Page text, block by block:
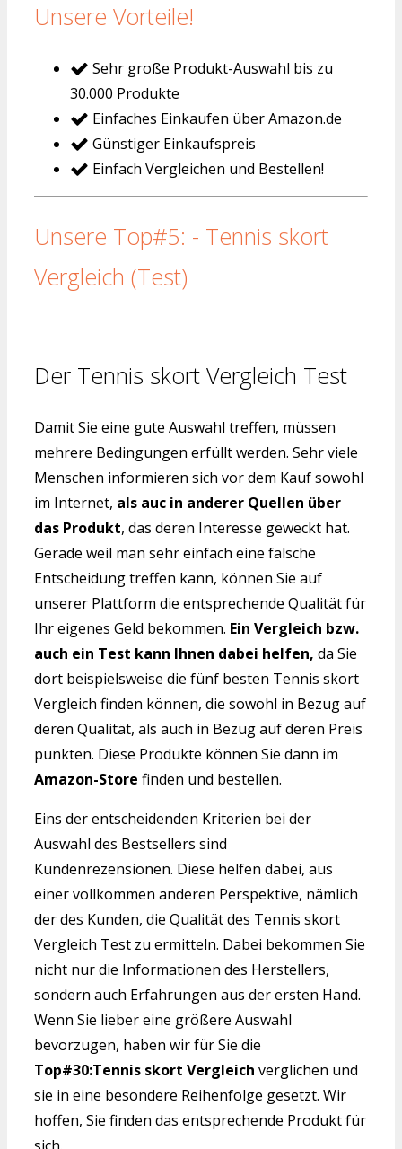
Unsere Vorteile!
Sehr große Produkt-Auswahl bis zu
30.000 Produkte
Einfaches Einkaufen über Amazon.de
Günstiger Einkaufspreis
Einfach Vergleichen und Bestellen!
Unsere Top#5: - Tennis skort
Vergleich (Test)
Der Tennis skort Vergleich Test
Damit Sie eine gute Auswahl treffen, müssen
mehrere Bedingungen erfüllt werden. Sehr viele
Menschen informieren sich vor dem Kauf sowohl
im Internet, als auc in anderer Quellen über
das Produkt, das deren Interesse geweckt hat.
Gerade weil man sehr einfach eine falsche
Entscheidung treffen kann, können Sie auf
unserer Plattform die entsprechende Qualität für
Ihr eigenes Geld bekommen. Ein Vergleich bzw.
auch ein Test kann Ihnen dabei helfen, da Sie
dort beispielsweise die fünf besten Tennis skort
Vergleich finden können, die sowohl in Bezug auf
deren Qualität, als auch in Bezug auf deren Preis
punkten. Diese Produkte können Sie dann im
Amazon-Store finden und bestellen.
Eins der entscheidenden Kriterien bei der
Auswahl des Bestsellers sind
Kundenrezensionen. Diese helfen dabei, aus
einer vollkommen anderen Perspektive, nämlich
der des Kunden, die Qualität des Tennis skort
Vergleich Test zu ermitteln. Dabei bekommen Sie
nicht nur die Informationen des Herstellers,
sondern auch Erfahrungen aus der ersten Hand.
Wenn Sie lieber eine größere Auswahl
bevorzugen, haben wir für Sie die
Top#30:Tennis skort Vergleich verglichen und
sie in eine besondere Reihenfolge gesetzt. Wir
hoffen, Sie finden das entsprechende Produkt für